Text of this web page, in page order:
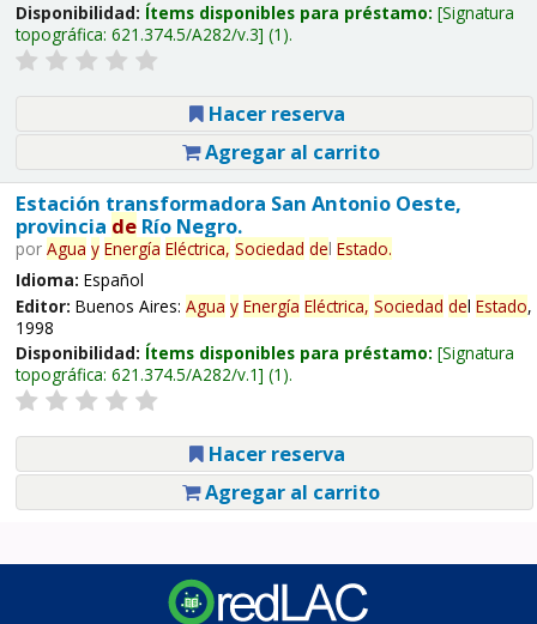
Disponibilidad: Ítems disponibles para préstamo: Signatura
topográfica: 621.374.5/A282/v.3 (1).
Hacer reserva
Agregar al carrito
Estación transformadora San Antonio Oeste,
provincia deRío Negro.
por Agua y Energía Eléctrica, Sociedad del Estado.
Idioma: Español
Editor: Buenos Aires: Agua y Energía Eléctrica, Sociedad del Estado,
1998
Disponibilidad: Ítems disponibles para préstamo: Signatura
topográfica: 621.374.5/A282/v.1 (1).
Hacer reserva
Agregar al carrito